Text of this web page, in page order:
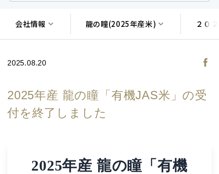
会社情報 龍の瞳(2025年産米) ２０
2025.08.20
2025年産 龍の瞳「有機JAS米」の受
付を終了しました
2025年産 龍の瞳「有機